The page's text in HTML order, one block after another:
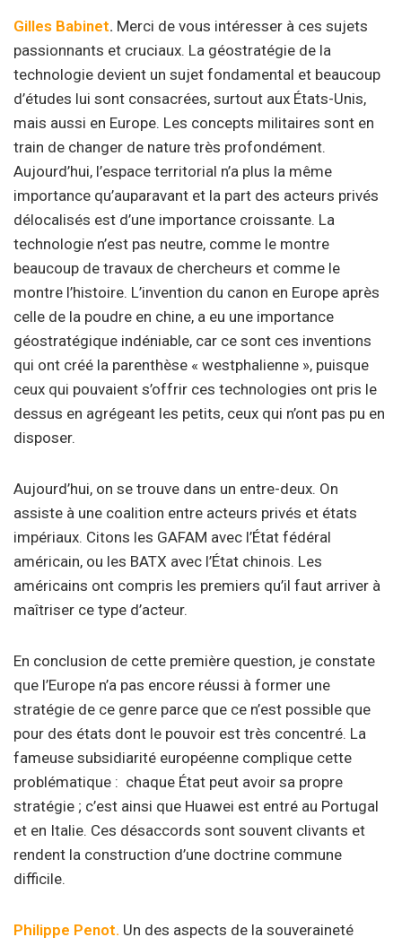
Gilles Babinet. Merci de vous intéresser à ces sujets
passionnants et cruciaux. La géostratégie de la
technologie devient un sujet fondamental et beaucoup
d’études lui sont consacrées, surtout aux États-Unis,
mais aussi en Europe. Les concepts militaires sont en
train de changer de nature très profondément.
Aujourd’hui, l’espace territorial n’a plus la même
importance qu’auparavant et la part des acteurs privés
délocalisés est d’une importance croissante. La
technologie n’est pas neutre, comme le montre
beaucoup de travaux de chercheurs et comme le
montre l’histoire. L’invention du canon en Europe après
celle de la poudre en chine, a eu une importance
géostratégique indéniable, car ce sont ces inventions
qui ont créé la parenthèse « westphalienne », puisque
ceux qui pouvaient s’offrir ces technologies ont pris le
dessus en agrégeant les petits, ceux qui n’ont pas pu en
disposer.
Aujourd’hui, on se trouve dans un entre-deux. On
assiste à une coalition entre acteurs privés et états
impériaux. Citons les GAFAM avec l’État fédéral
américain, ou les BATX avec l’État chinois. Les
américains ont compris les premiers qu’il faut arriver à
maîtriser ce type d’acteur.
En conclusion de cette première question, je constate
que l’Europe n’a pas encore réussi à former une
stratégie de ce genre parce que ce n’est possible que
pour des états dont le pouvoir est très concentré. La
fameuse subsidiarité européenne complique cette
problématique : chaque État peut avoir sa propre
stratégie ; c’est ainsi que Huawei est entré au Portugal
et en Italie. Ces désaccords sont souvent clivants et
rendent la construction d’une doctrine commune
difficile.
Philippe Penot. Un des aspects de la souveraineté